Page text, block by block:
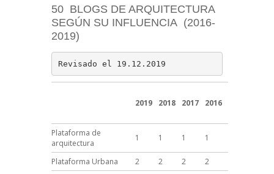
50 BLOGS DE ARQUITECTURA
SEGÚN SU INFLUENCIA (2016-
2019)
Revisado el 19.12.2019
2019 2018 2017 2016
Plataforma de
arquitectura
1 1 1 1
Plataforma Urbana 2 2 2
2